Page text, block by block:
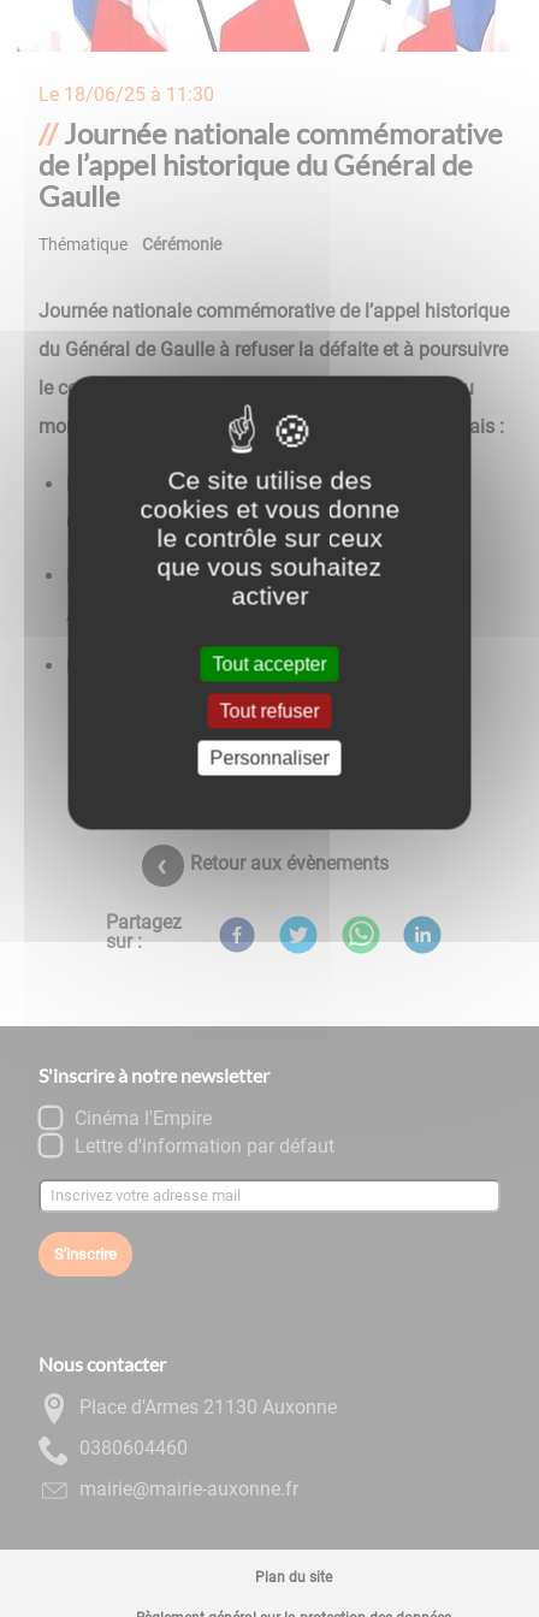
Le 18/06/25 à 11:30
Journée nationale commémorative
de l’appel historique du Général de
Gaulle
Thématique Cérémonie
Journée nationale commémorative de l’appel historique
du Général de Gaulle à refuser la défaite et à poursuivre
le combat contre l’ennemi mardi 18 juin à 11h30 au
monument aux Morts du square du Souvenir Français :
Lecture du discours de l’Union Nationale des
Combattants,
Lecture du discours officiel du Ministère des
Armées,
Retour aux évènements
Partagez
sur :
S'inscrire à notre newsletter
Cinéma l'Empire
Lettre d'information par défaut
S'inscrire
Nous contacter
Place d'Armes 21130 Auxonne
0644060830
rf.ennoxua-eiriam@eiriam
Plan du site
Ce site utilise des
cookies et vous donne
le contrôle sur ceux
que vous souhaitez
activer
Tout accepter
Tout refuser
Personnaliser